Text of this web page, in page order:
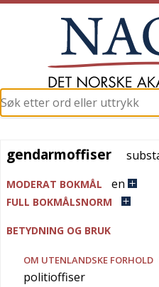
gendarmoffiser
MODERAT BOKMÅL en
FULL BOKMÅLSNORM
BETYDNING OG BRUK
OM UTENLANDSKE FORHOLD
politioffiser